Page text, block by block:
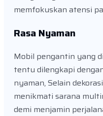
memfokuskan atensi
Rasa Nyaman
Mobil pengantin yang
tentu dilengkapi
nyaman, Selain
menikmati sarana
demi menjamin